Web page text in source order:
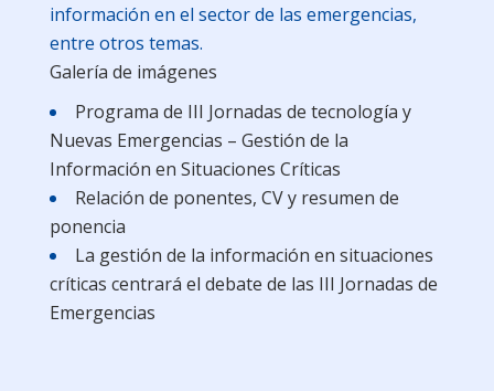
información en el sector de las emergencias,
entre otros temas.
Galería de imágenes
Programa de III Jornadas de tecnología y
Nuevas Emergencias – Gestión de la
Información en Situaciones Críticas
Relación de ponentes, CV y resumen de
ponencia
La gestión de la información en situaciones
críticas centrará el debate de las III Jornadas de
Emergencias